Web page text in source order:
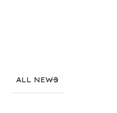
ALL NEWS